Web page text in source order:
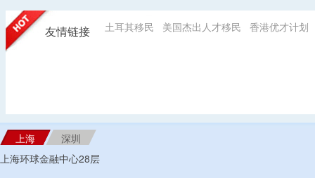
友情链接 土耳其移民 美国杰出人才移民 香港优才计划
上海
深圳
上海环球金融中心28层